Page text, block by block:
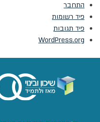
התחבר
פיד רשומות
פיד תגובות
WordPress.org